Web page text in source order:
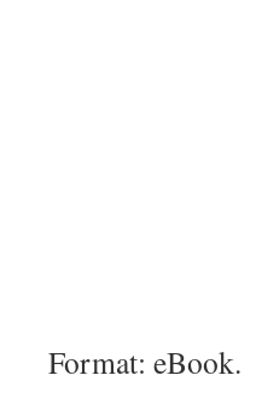
Format: eBook.